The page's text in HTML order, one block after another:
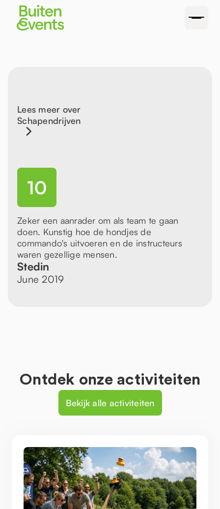
Lees meer over
Schapendrijven
10
Zeker een aanrader om als team te gaan
doen. Kunstig hoe de hondjes de
commando's uitvoeren en de instructeurs
waren gezellige mensen.
Stedin
June 2019
Ontdek onze activiteiten
Bekijk alle activiteiten